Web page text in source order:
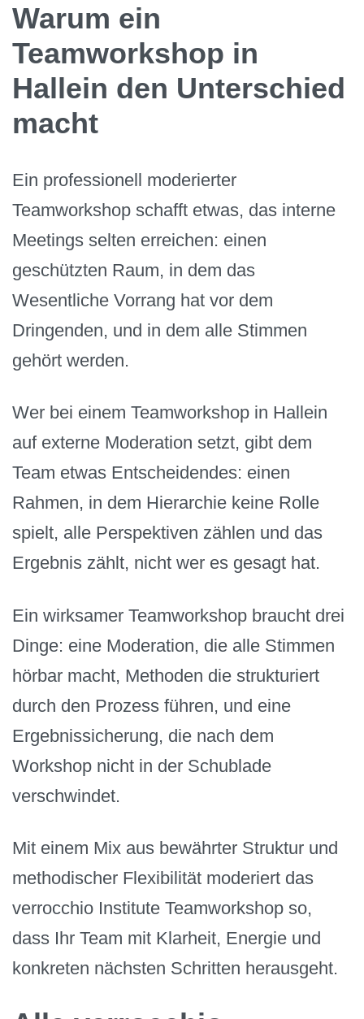
Warum ein
Teamworkshop in
Hallein den Unterschied
macht
Ein professionell moderierter
Teamworkshop schafft etwas, das interne
Meetings selten erreichen: einen
geschützten Raum, in dem das
Wesentliche Vorrang hat vor dem
Dringenden, und in dem alle Stimmen
gehört werden.
Wer bei einem Teamworkshop in Hallein
auf externe Moderation setzt, gibt dem
Team etwas Entscheidendes: einen
Rahmen, in dem Hierarchie keine Rolle
spielt, alle Perspektiven zählen und das
Ergebnis zählt, nicht wer es gesagt hat.
Ein wirksamer Teamworkshop braucht drei
Dinge: eine Moderation, die alle Stimmen
hörbar macht, Methoden die strukturiert
durch den Prozess führen, und eine
Ergebnissicherung, die nach dem
Workshop nicht in der Schublade
verschwindet.
Mit einem Mix aus bewährter Struktur und
methodischer Flexibilität moderiert das
verrocchio Institute Teamworkshop so,
dass Ihr Team mit Klarheit, Energie und
konkreten nächsten Schritten herausgeht.